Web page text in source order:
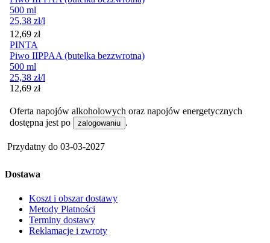
500 ml
25,38 zł/l
Cena
12,69 zł
PINTA
Piwo IIPPAA (butelka bezzwrotna)
500 ml
25,38 zł/l
Cena
12,69 zł
Oferta napojów alkoholowych oraz napojów energetycznych
dostępna jest po
zalogowaniu .
Przydatny do 03-03-2027
Dostawa
Koszt i obszar dostawy
Metody Płatności
Terminy dostawy
Reklamacje i zwroty